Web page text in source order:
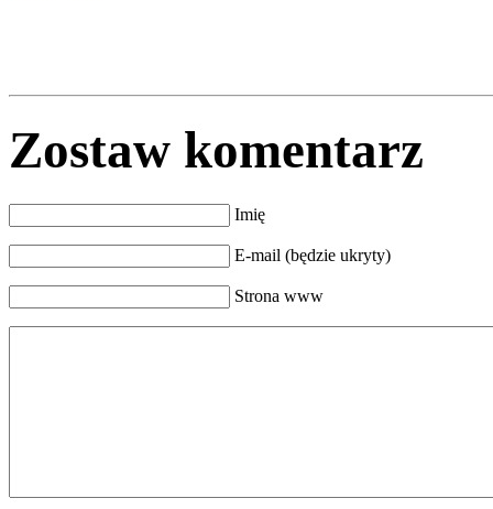
Zostaw komentarz
Imię
E-mail (będzie ukryty)
Strona www